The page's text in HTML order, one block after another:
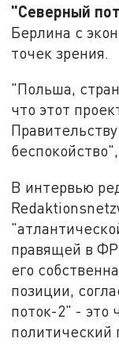
"Северный
Берлина с
точек зрения.
"Польша,
что этот
В интервью
правящей в
его
позиции,
поток-2" - это
политический